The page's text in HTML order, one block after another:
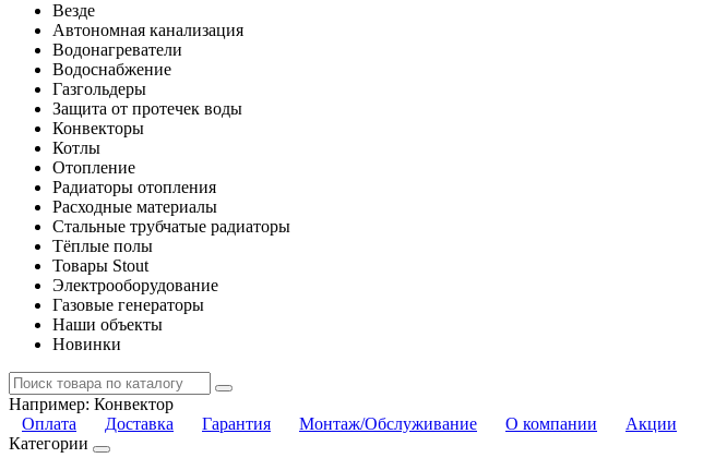
Везде
Автономная канализация
Водонагреватели
Водоснабжение
Газгольдеры
Защита от протечек воды
Конвекторы
Котлы
Отопление
Радиаторы отопления
Расходные материалы
Стальные трубчатые радиаторы
Тёплые полы
Товары Stout
Электрооборудование
Газовые генераторы
Наши объекты
Новинки
Например: Конвектор
Оплата
Доставка Гарантия Монтаж/Обслуживание О компании Акции
Категории